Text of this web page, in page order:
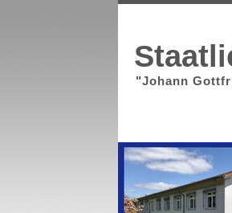
"Johann